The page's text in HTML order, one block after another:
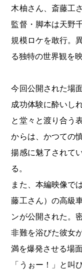
木柚さん、斎藤工
監督・脚本は天野
規模ロケを敢行。
る独特の世界観を
今回公開された場
成功体験に酔いし
と堂々と渡り合う
からは、かつての
揚感に魅了されて
る。
また、本編映像で
藤工さん）の高級
ンが公開された。
非難を浴びた彼女
満を爆発させる場
「うぉー！」と叫